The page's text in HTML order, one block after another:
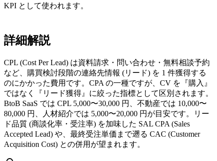
KPI として使われます。
詳細解説
CPL (Cost Per Lead) は資料請求・問い合わせ・無料相談予約
など、購買検討段階の連絡先情報 (リード) を 1 件獲得する
のにかかった費用です。CPA の一種ですが、CV を『購入』
ではなく『リード獲得』に絞った指標として区別されます。
BtoB SaaS では CPL 5,000〜30,000 円、不動産では 10,000〜
80,000 円、人材紹介では 5,000〜20,000 円が目安です。リー
ド品質 (商談化率・受注率) を加味した SAL CPA (Sales
Accepted Lead) や、最終受注単価まで遡る CAC (Customer
Acquisition Cost) との併用が望まれます。